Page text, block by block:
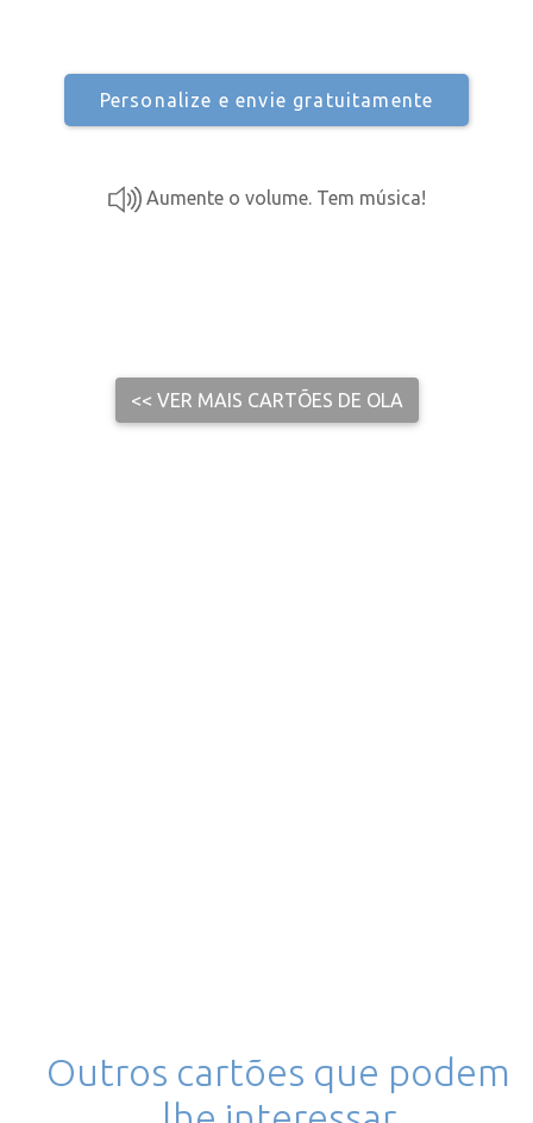
Personalize e envie gratuitamente
Aumente o volume. Tem música!
<< VER MAIS CARTÕES DE OLA
Outros cartões que podem